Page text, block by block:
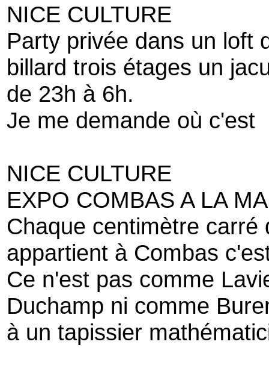
NICE CULTURE
Party privée dans un loft
billard trois étages un
de 23h à 6h.
Je me demande où c'est
NICE CULTURE
EXPO COMBAS A LA
Chaque centimètre carré
appartient à Combas
Ce n'est pas comme
Duchamp ni comme
à un tapissier